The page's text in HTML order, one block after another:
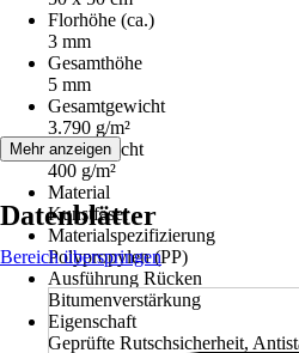
Florhöhe (ca.)
3 mm
Gesamthöhe
5 mm
Gesamtgewicht
3.790 g/m²
Pol-Gewicht
400 g/m²
Material
Kunstfaser
Materialspezifizierung
Polypropylen (PP)
Ausführung Rücken
Bitumenverstärkung
Eigenschaft
Geprüfte Rutschsicherheit,
Mehr anzeigen
Datenblätter
Bereich überspringen